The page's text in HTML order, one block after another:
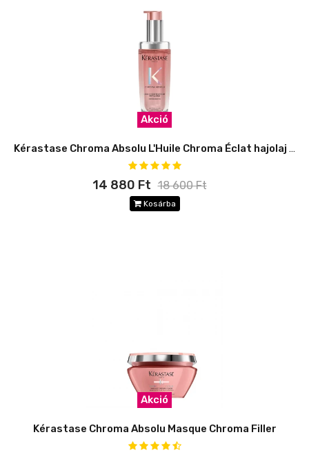
Akció
Kérastase Chroma Absolu L'Huile Chroma Éclat hajolaj utántöltő
14 880 Ft 18 600 Ft
Kosárba
Akció
Kérastase Chroma Absolu Masque Chroma Filler